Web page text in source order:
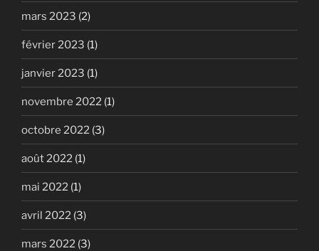
mars 2023 (2)
février 2023 (1)
janvier 2023 (1)
novembre 2022 (1)
octobre 2022 (3)
août 2022 (1)
mai 2022 (1)
avril 2022 (3)
mars 2022 (3)